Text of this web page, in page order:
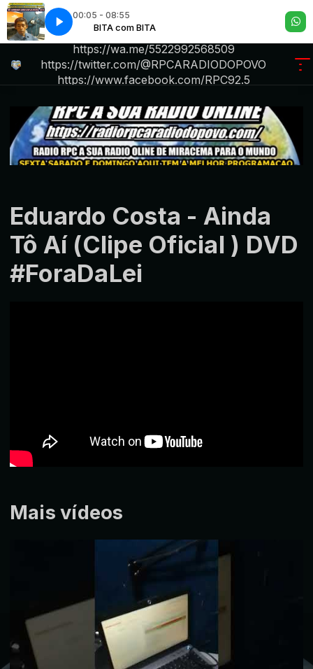
00:05 - 08:55
BITA BITA com BITA
6HORAS DE MUSICAS
R P C .A RADIO DO POVO iktok.com/@rpc6234
https://wa.me/5522992568509
https://twitter.com/@RPCARADIODOPOVO
https://www.facebook.com/RPC92.5
Eduardo Costa - Ainda
Tô Aí (Clipe Oficial ) DVD
#ForaDaLei
Mais vídeos